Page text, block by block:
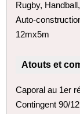
Rugby,
Auto-
12mx5m
Atouts et
Caporal au 1er
Contingent 90/12